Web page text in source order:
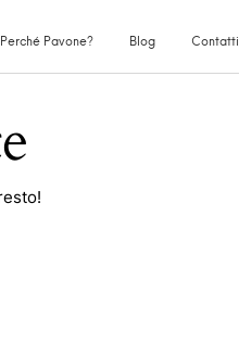
Perché Pavone? Blog Contatti